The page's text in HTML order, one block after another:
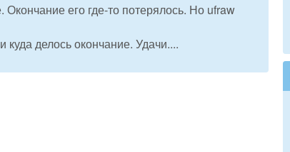
его где-то потерялось. Но ufraw
делось окончание. Удачи....